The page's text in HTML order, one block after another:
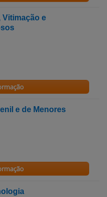
Vitimação e
e de Menores